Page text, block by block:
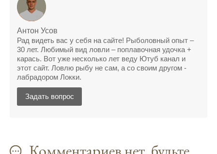
действительно работает
Сегодняшний прогноз клева оказался
полной ерундой, ни одной рыбы не поймал
Поймал всего одну рыбу, несмотря на
"удачный" прогноз клева, разочарован
Сегодняшний прогноз клева позволил мне
успешно поймать крупную щуку.
Благодаря лунному календарю и прогнозу
Антон Усов
Рад видеть вас у себя на сайте! Рыболовный опыт –
30 лет. Любимый вид ловли – поплавочная удочка +
карась. Вот уже несколько лет веду Ютуб канал и
этот сайт. Ловлю рыбу не сам, а со своим другом -
лабрадором Локки.
Задать вопрос